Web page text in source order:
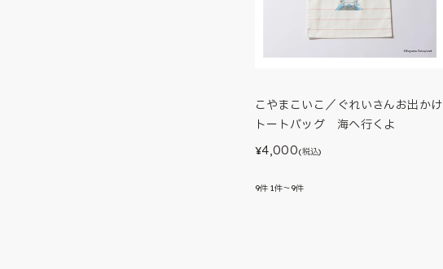
こやまこいこ／ぐれいさんお出かけ
トートバッグ 海へ行くよ
¥4,000(税込)
9件 1件～9件